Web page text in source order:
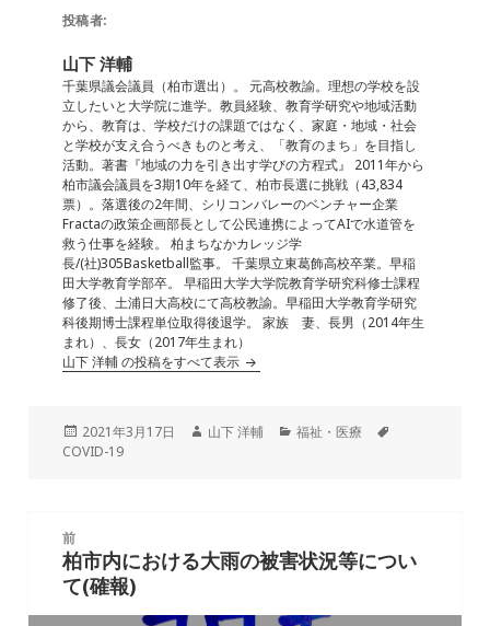
e
b
o
o
k
n
投稿者:
山下 洋輔
千葉県議会議員（柏市選出）。 元高校教諭。理想の学校を設
立したいと大学院に進学。教員経験、教育学研究や地域活動
から、教育は、学校だけの課題ではなく、家庭・地域・社会
と学校が支え合うべきものと考え、「教育のまち」を目指し
活動。著書『地域の力を引き出す学びの方程式』 2011年から
柏市議会議員を3期10年を経て、柏市長選に挑戦（43,834
票）。落選後の2年間、シリコンバレーのベンチャー企業
Fractaの政策企画部長として公民連携によってAIで水道管を
救う仕事を経験。 柏まちなかカレッジ学
長/(社)305Basketball監事。 千葉県立東葛飾高校卒業。早稲
田大学教育学部卒。 早稲田大学大学院教育学研究科修士課程
修了後、土浦日大高校にて高校教諭。早稲田大学教育学研究
科後期博士課程単位取得後退学。 家族 妻、長男（2014年生
まれ）、長女（2017年生まれ）
山下 洋輔 の投稿をすべて表示
投
稿
2021年3月17日
作
山下 洋輔
カ
福祉・医療
COVID-19
前
前
の
投
柏市内における大雨の被害状況等につい
て(確報)